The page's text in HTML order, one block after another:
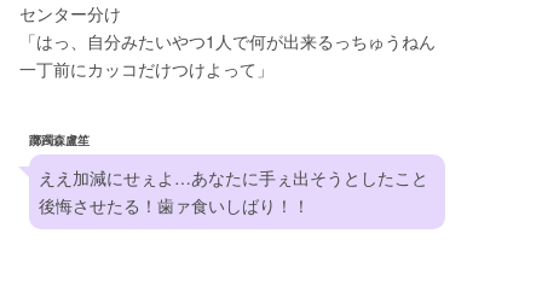
センター分け
「はっ、自分みたいやつ1人で何が出来るっちゅうねん
一丁前にカッコだけつけよって」
躑躅森盧笙
ええ加減にせぇよ…あなたに手ぇ出そうとしたこと
後悔させたる！歯ァ食いしばり！！